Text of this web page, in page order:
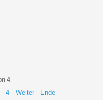
4
4 Weiter Ende